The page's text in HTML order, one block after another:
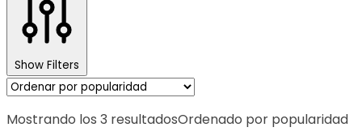
Show Filters
Mostrando los 3 resultadosOrdenado por popularidad